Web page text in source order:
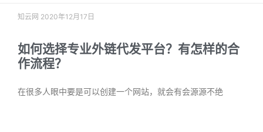
知云网 2020年12月17日
如何选择专业外链代发平台？有怎样的合
作流程？
在很多人眼中要是可以创建一个网站，就会有会源源不绝